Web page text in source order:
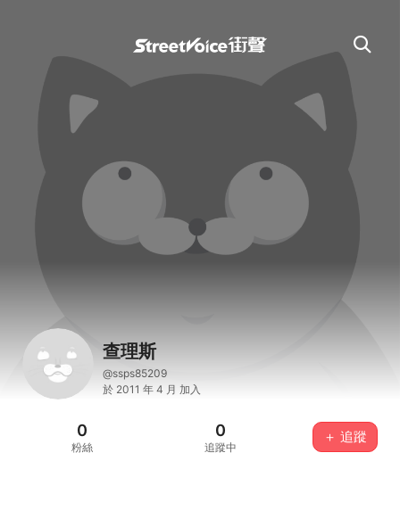
查理斯
@ssps85209
於 2011 年 4 月 加入
0
粉絲
0
追蹤中
＋ 追蹤